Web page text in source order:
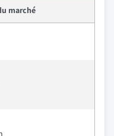
marché